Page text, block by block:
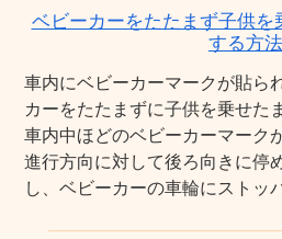
ベビーカーをたたまず子供を
する方法
車内にベビーカーマークが貼ら
カーをたたまずに子供を乗せた
車内中ほどのベビーカーマーク
進行方向に対して後ろ向きに停
し、ベビーカーの車輪にストッ